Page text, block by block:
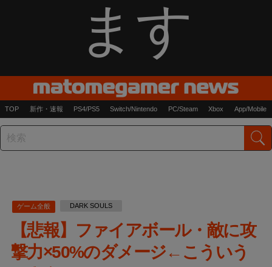
ます
TOP 新作・速報 PS4/PS5 Switch/Nintendo PC/Steam Xbox App/Mobile
ゲーム全般 DARK SOULS
【悲報】ファイアボール・敵に攻
撃力×50%のダメージ←こういう